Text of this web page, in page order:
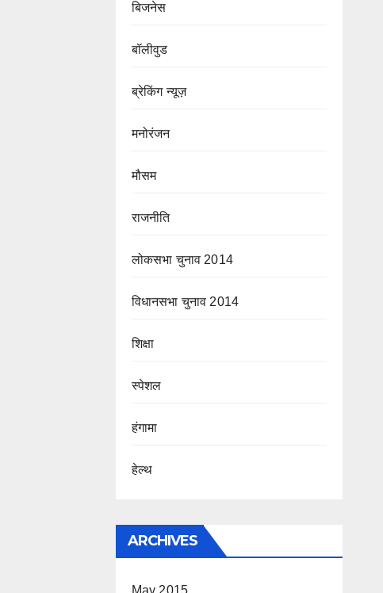
बिजनेस
बॉलीवुड
ब्रेकिंग न्यूज़
मनोरंजन
मौसम
राजनीति
लोकसभा चुनाव 2014
विधानसभा चुनाव 2014
शिक्षा
स्पेशल
हंगामा
हेल्थ
ARCHIVES
May 2015